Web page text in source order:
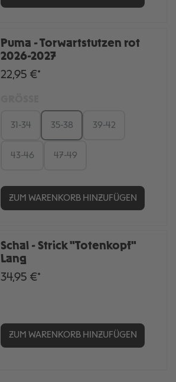
Puma - Torwartstutzen rot
2026-2027
22,95 €*
31-34 35-38 39-42
43-46 47-49
ZUM WARENKORB HINZUFÜGEN
Schal - Strick "Totenkopf"
Lang
34,95 €*
ZUM WARENKORB HINZUFÜGEN